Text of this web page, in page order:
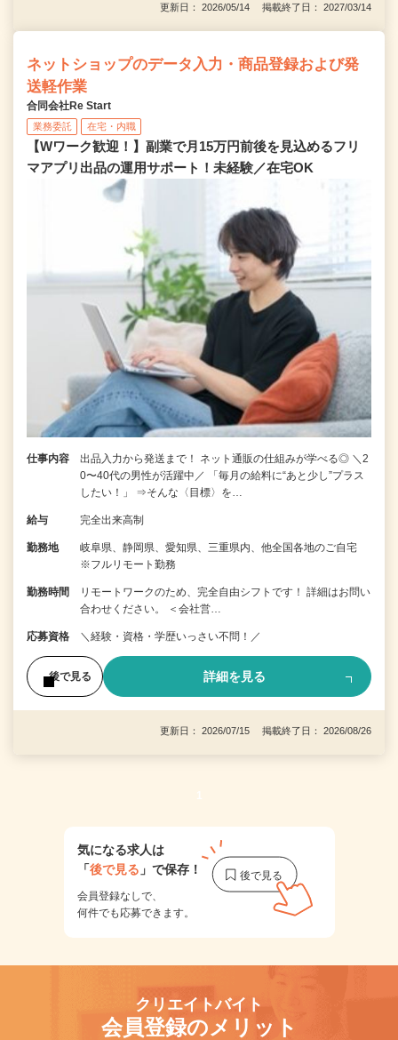
更新日： 2026/05/14 掲載終了日： 2027/03/14
ネットショップのデータ入力・商品登録および発
送軽作業
合同会社Re Start
業務委託 在宅・内職
【Wワーク歓迎！】副業で月15万円前後を見込めるフリ
マアプリ出品の運用サポート！未経験／在宅OK
仕事内容
出品入力から発送まで！ ネット通販の仕組みが学べる◎ ＼2
0〜40代の男性が活躍中／ 「毎月の給料に“あと少し”プラス
したい！」 ⇒そんな〈目標〉を…
給与 完全出来高制
勤務地
岐阜県、静岡県、愛知県、三重県内、他全国各地のご自宅
※フルリモート勤務
勤務時間
リモートワークのため、完全自由シフトです！ 詳細はお問い
合わせください。 ＜会社営…
応募資格 ＼経験・資格・学歴いっさい不問！／
後で見る 詳細を見る
更新日： 2026/07/15 掲載終了日： 2026/08/26
1
気になる求人は
「後で見る 」で保存！
会員登録なしで、
何件でも応募できます。
クリエイトバイト
会員登録のメリット